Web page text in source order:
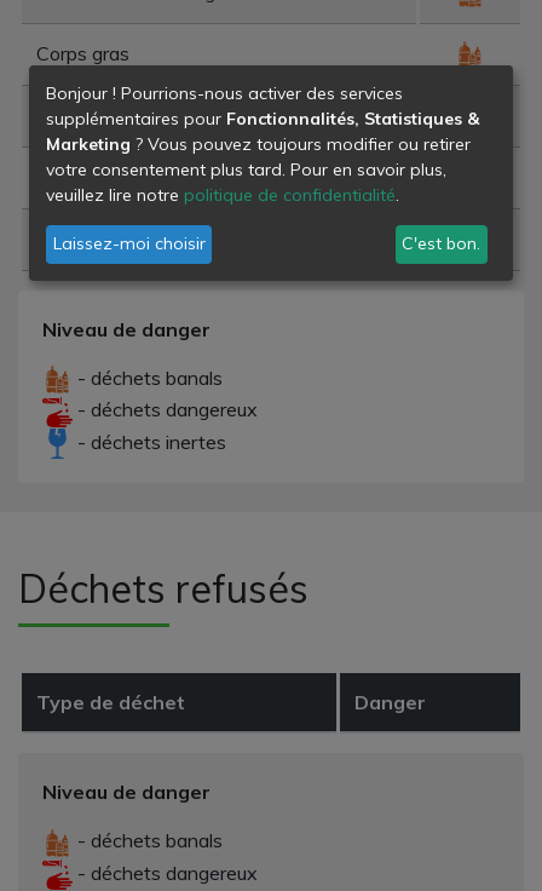
Corps gras
Déchets verts
Déchets de plâtre
Déchets de construction et de démolition
Niveau de danger
- déchets banals
- déchets dangereux
- déchets inertes
Déchets refusés
Type de déchet Danger
Niveau de danger
- déchets banals
- déchets dangereux
Bonjour ! Pourrions-nous activer des services
supplémentaires pour Fonctionnalités, Statistiques &
Marketing ? Vous pouvez toujours modifier ou retirer
votre consentement plus tard. Pour en savoir plus,
veuillez lire notre politique de confidentialité.
Laissez-moi choisir C'est bon.